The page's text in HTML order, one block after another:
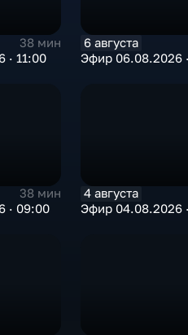
38 мин
· 11:00
6 августа
Эфир 06.08.2026
38 мин
· 09:00
4 августа
Эфир 04.08.2026